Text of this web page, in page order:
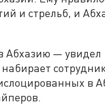
и стрельб, и
Абхазию — увидел
в